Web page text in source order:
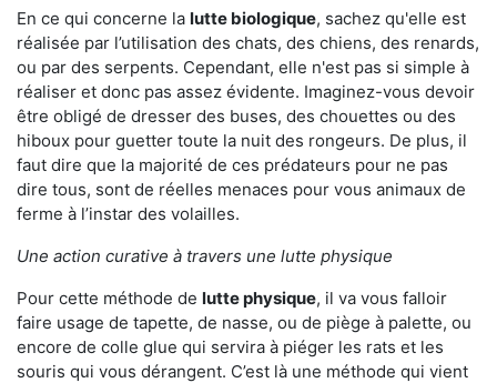
En ce qui concerne la lutte biologique, sachez qu'elle est
réalisée par l’utilisation des chats, des chiens, des renards,
ou par des serpents. Cependant, elle n'est pas si simple à
réaliser et donc pas assez évidente. Imaginez-vous devoir
être obligé de dresser des buses, des chouettes ou des
hiboux pour guetter toute la nuit des rongeurs. De plus, il
faut dire que la majorité de ces prédateurs pour ne pas
dire tous, sont de réelles menaces pour vous animaux de
ferme à l’instar des volailles.
Une action curative à travers une lutte physique
Pour cette méthode de lutte physique, il va vous falloir
faire usage de tapette, de nasse, ou de piège à palette, ou
encore de colle glue qui servira à piéger les rats et les
souris qui vous dérangent. C’est là une méthode qui vient